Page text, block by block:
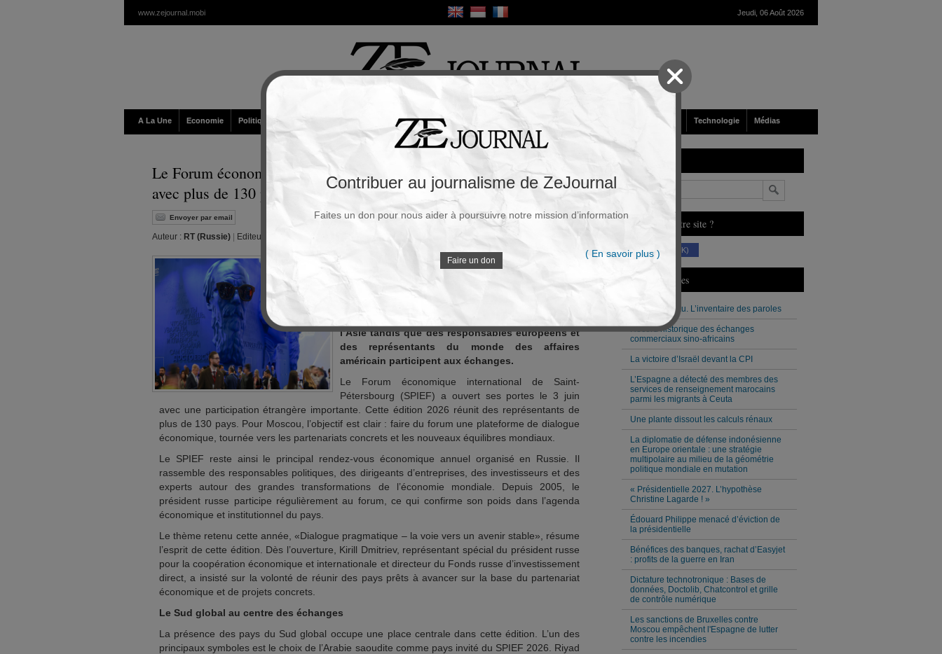
www.zejournal.mobi Jeudi, 06 Août 2026
A La Une Economie Politique / Géopolitique Religion Sport France / Europe Société Technologie Médias
Le Forum économique international de Saint-Pétersbourg s’ouvre
avec plus de 130 pays représentés
Envoyer par email Souscrire à la newsletter
Auteur : RT (Russie) Editeur :
À Saint-Pétersbourg, l’édition 2026 du Forum
économique international accorde une place
centrale aux délégations du Sud global. Plus de
présence de l’Afrique, du Moyen-Orient et de
l’Asie tandis que des responsables européens et
des représentants du monde des affaires
américain participent aux échanges.
Le Forum économique international de Saint-
Pétersbourg (SPIEF) a ouvert ses portes le 3 juin
avec une participation étrangère importante. Cette édition 2026 réunit des représentants de
plus de 130 pays. Pour Moscou, l’objectif est clair : faire du forum une plateforme de dialogue
économique, tournée vers les partenariats concrets et les nouveaux équilibres mondiaux.
Le SPIEF reste ainsi le principal rendez-vous économique annuel organisé en Russie. Il
rassemble des responsables politiques, des dirigeants d’entreprises, des investisseurs et des
experts autour des grandes transformations de l’économie mondiale. Depuis 2005, le
président russe participe régulièrement au forum, ce qui confirme son poids dans l’agenda
économique et institutionnel du pays.
Le thème retenu cette année, «Dialogue pragmatique – la voie vers un avenir stable», résume
l’esprit de cette édition. Dès l’ouverture, Kirill Dmitriev, représentant spécial du président russe
pour la coopération économique et internationale et directeur du Fonds russe d’investissement
direct, a insisté sur la volonté de réunir des pays prêts à avancer sur la base du partenariat
économique et de projets concrets.
Le Sud global au centre des échanges
La présence des pays du Sud global occupe une place centrale dans cette édition. L’un des
principaux symboles est le choix de l’Arabie saoudite comme pays invité du SPIEF 2026. Riyad
Vous aimez notre site ?
(230 K)
Derniers Articles
Xavier Moreau. L’inventaire des paroles
Record historique des échanges
commerciaux sino-africains
La victoire d’Israël devant la CPI
L’Espagne a détecté des membres des
services de renseignement marocains
parmi les migrants à Ceuta
Une plante dissout les calculs rénaux
La diplomatie de défense indonésienne
en Europe orientale : une stratégie
multipolaire au milieu de la géométrie
politique mondiale en mutation
« Présidentielle 2027. L’hypothèse
Christine Lagarde ! »
Édouard Philippe menacé d’éviction de
la présidentielle
Bénéfices des banques, rachat d’Easyjet
: profits de la guerre en Iran
Dictature technotronique : Bases de
données, Doctolib, Chatcontrol et grille
de contrôle numérique
Les sanctions de Bruxelles contre
Moscou empêchent l'Espagne de lutter
contre les incendies
Contribuer au journalisme de ZeJournal
Faites un don pour nous aider à poursuivre notre mission d’information
Faire un don
( En savoir plus )